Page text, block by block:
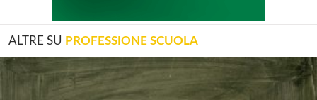
ALTRE SU PROFESSIONE SCUOLA